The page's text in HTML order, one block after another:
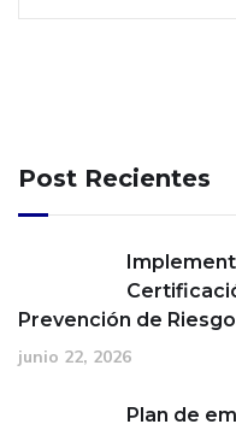
Post Recientes
Prevención de
junio 22, 2026
Plan de